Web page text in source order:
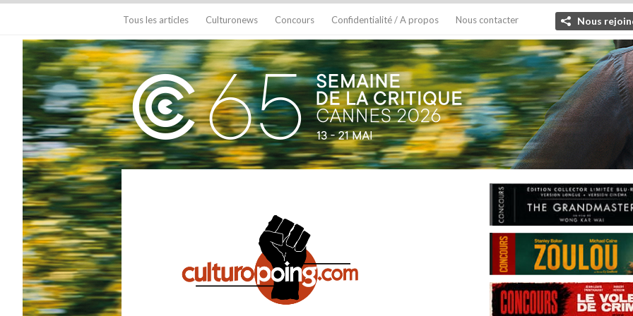
Tous les articles Culturonews Concours Confidentialité / A propos Nous contacter Nous